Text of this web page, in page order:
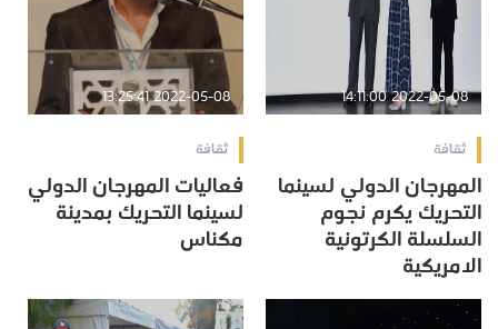
2022-05-08 14:11:00
ثقافة
المهرجان الدولي لسينما
التحريك يكرم نجوم
السلسلة الكرتونية
الامريكية
2022-05-08 13:25:41
ثقافة
فعاليات المهرجان الدولي
لسينما التحريك بمدينة
مكناس